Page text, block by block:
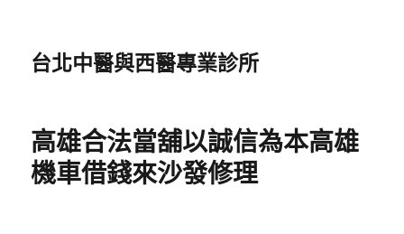
台北中醫與西醫專業診所
高雄合法當舖以誠信為本高雄
機車借錢來沙發修理